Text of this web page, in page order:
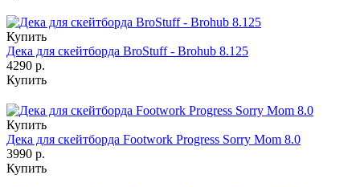
Купить
Дека для скейтборда BroStuff - Brohub 8.125
4290 р.
Купить
Купить
Дека для скейтборда Footwork Progress Sorry Mom 8.0
3990 р.
Купить